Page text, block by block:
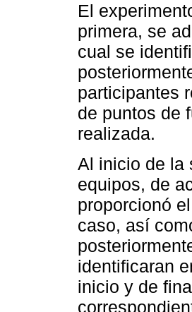
El
primera, se
cual se
participantes
de puntos de
realizada.
Al inicio de la
equipos, de
proporcionó
caso, así
identificaran
inicio y de